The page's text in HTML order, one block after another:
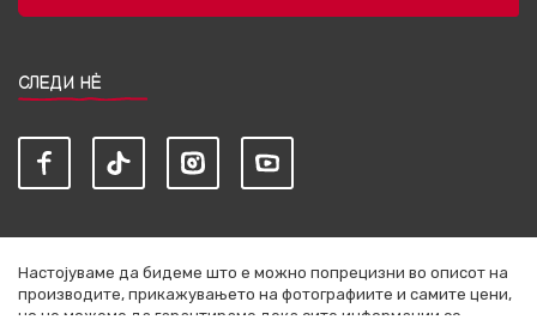
СЛЕДИ НЀ
Настојуваме да бидеме што е можно попрецизни во описот на
производите, прикажувањето на фотографиите и самите цени,
но не можеме да гарантираме дека сите информации се